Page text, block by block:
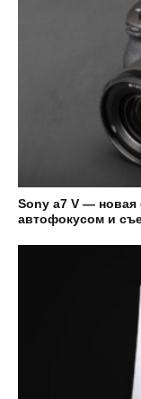
Sony а7 V — новая
автофокусом и